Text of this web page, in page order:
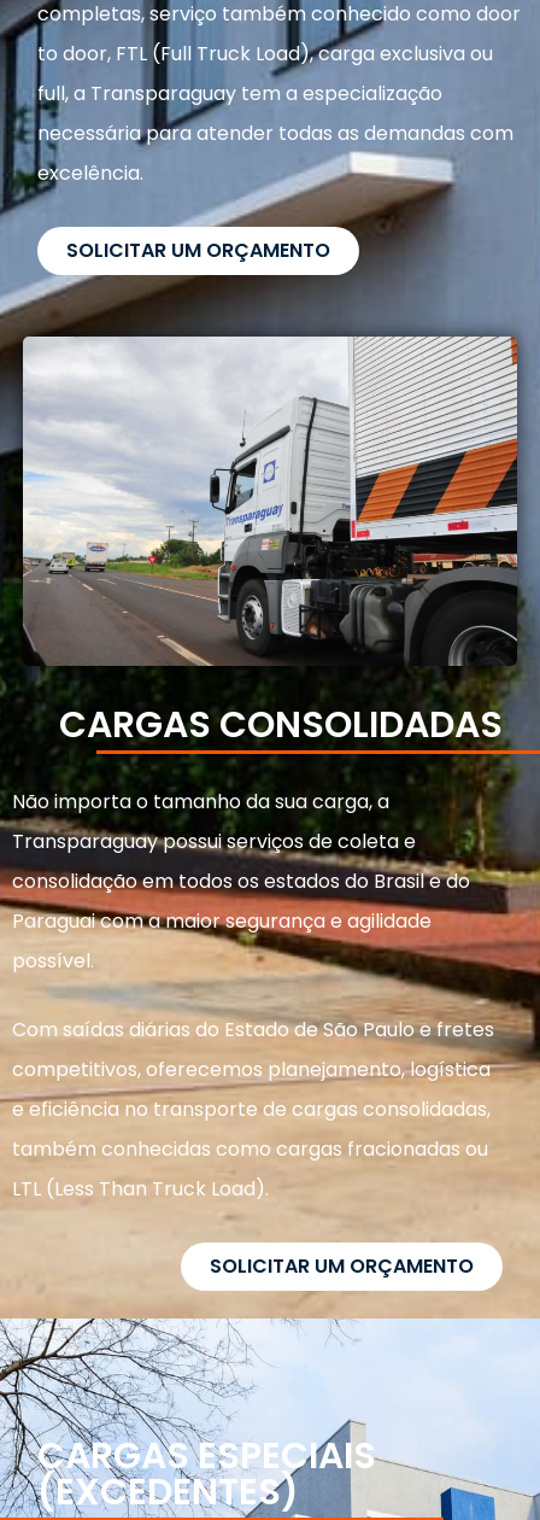
completas, serviço também conhecido como door
to door, FTL (Full Truck Load), carga exclusiva ou
full, a Transparaguay tem a especialização
necessária para atender todas as demandas com
excelência.
SOLICITAR UM ORÇAMENTO
CARGAS CONSOLIDADAS​
Não importa o tamanho da sua carga, a
Transparaguay possui serviços de coleta e
consolidação em todos os estados do Brasil e do
Paraguai com a maior segurança e agilidade
possível.
Com saídas diárias do Estado de São Paulo e fretes
competitivos, oferecemos planejamento, logística
e eficiência no transporte de cargas consolidadas,
também conhecidas como cargas fracionadas ou
LTL (Less Than Truck Load).
SOLICITAR UM ORÇAMENTO
CARGAS ESPECIAIS
(EXCEDENTES)